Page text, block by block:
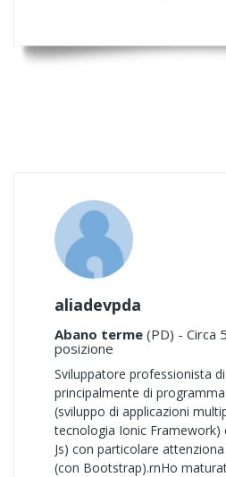
aliadevpda
Abano terme (PD) - Circa
posizione
Sviluppatore professionista
principalmente di
(sviluppo di applicazioni
tecnologia Ionic Framework)
Js) con particolare
(con Bootstrap).rnHo